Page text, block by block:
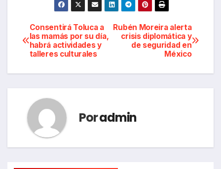
Navegación
de
entradas
Rubén Moreira alerta
crisis diplomática y
de seguridad en
México
Consentirá Toluca a
las mamás por su día,
habrá actividades y
talleres culturales
Poradmin